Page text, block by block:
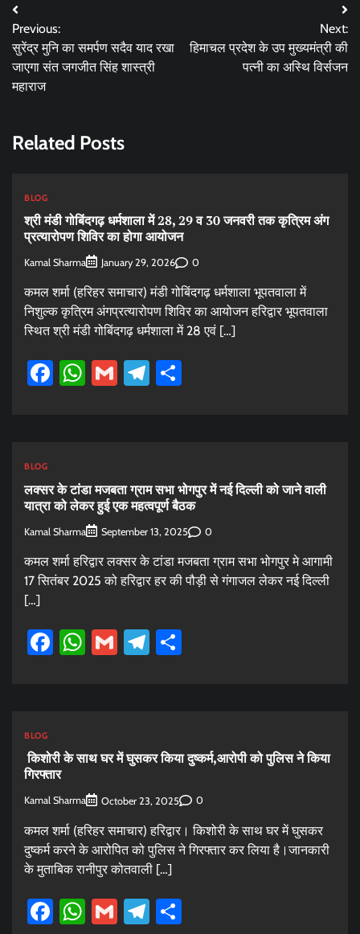
Post
navigation
Previous:
सुरेंद्र मुनि का समर्पण सदैव याद रखा
जाएगा संत जगजीत सिंह शास्त्री
महाराज
Next:
हिमाचल प्रदेश के उप मुख्यमंत्री की
पत्नी का अस्थि विर्सजन
Related Posts
BLOG
श्री मंडी गोबिंदगढ़ धर्मशाला में 28, 29 व 30 जनवरी तक कृत्रिम अंग
प्रत्यारोपण शिविर का होगा आयोजन
Kamal Sharma January 29, 2026 0
कमल शर्मा (हरिहर समाचार) मंडी गोबिंदगढ़ धर्मशाला भूपतवाला में
निशुल्क कृत्रिम अंगप्रत्यारोपण शिविर का आयोजन हरिद्वार भूपतवाला
स्थित श्री मंडी गोबिंदगढ़ धर्मशाला में 28 एवं […]
Facebook
WhatsApp
GmailTelegram
BLOG
लक्सर के टांडा मजबता ग्राम सभा भोगपुर में नई दिल्ली को जाने वाली
यात्रा को लेकर हुई एक महत्वपूर्ण बैठक
Kamal Sharma September 13, 2025 0
कमल शर्मा हरिद्वार लक्सर के टांडा मजबता ग्राम सभा भोगपुर मे आगामी
17 सितंबर 2025 को हरिद्वार हर की पौड़ी से गंगाजल लेकर नई दिल्ली
[…]
Facebook
WhatsApp
GmailTelegram
BLOG
किशोरी के साथ घर में घुसकर किया दुष्कर्म,आरोपी को पुलिस ने किया
गिरफ्तार
Kamal Sharma October 23, 2025 0
कमल शर्मा (हरिहर समाचार) हरिद्वार। किशोरी के साथ घर में घुसकर
दुष्कर्म करने के आरोपित को पुलिस ने गिरफ्तार कर लिया है।जानकारी
के मुताबिक रानीपुर कोतवाली […]
Facebook
WhatsApp
GmailTelegram